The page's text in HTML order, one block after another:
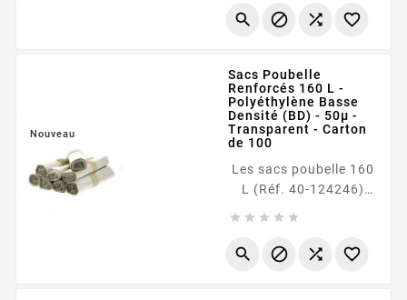
densité (HD) d'une
Spécialement adaptés
à la collecte de
déchets légers dans
les bureaux, sanitaires
médicaux, ils se
distinguent par leur <b
data-index-in-
   
Nouveau
Sacs Poubelle
Renforcés 160 L -
Polyéthylène Basse
Densité (BD) - 50µ -
Transparent - Carton
de 100
Les sacs poubelle 160
L (Réf. 40-124246)
densité (BD) de 50
    
   